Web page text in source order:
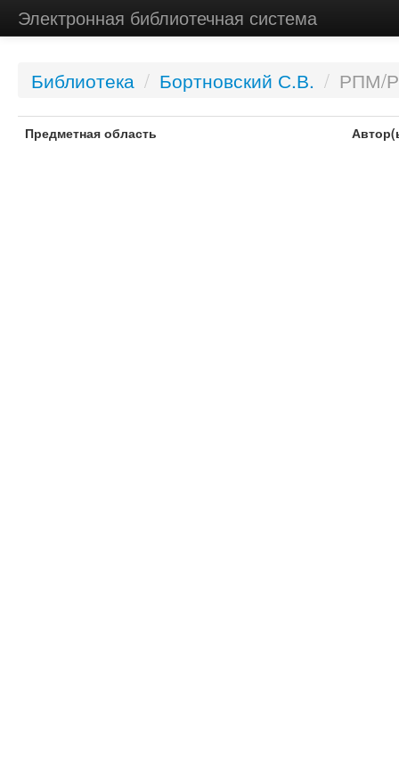
Электронная библиотечная система
Библиотека / Бортновский С.В. / РПМ/
Предметная область